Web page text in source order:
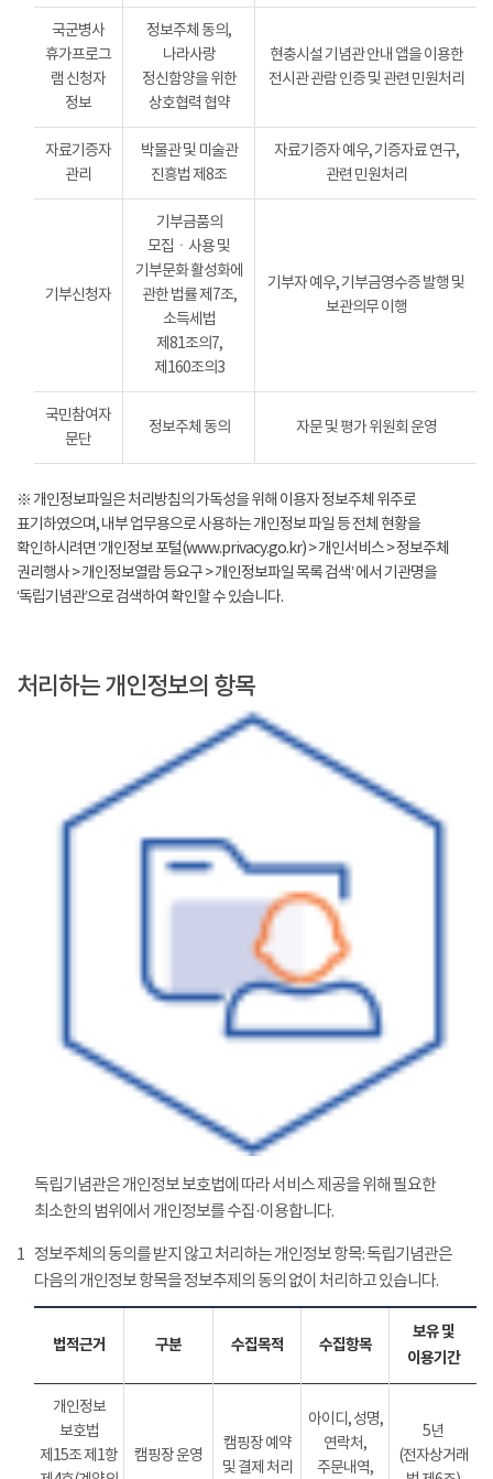
국군병사
휴가프로그
램 신청자
정보
정보주체 동의,
나라사랑
정신함양을 위한
상호협력 협약
현충시설 기념관 안내 앱을 이용한
전시관 관람 인증 및 관련 민원처리
자료기증자
관리
박물관 및 미술관
진흥법 제8조
자료기증자 예우, 기증자료 연구,
관련 민원처리
기부신청자
기부금품의
모집ㆍ사용 및
기부문화 활성화에
관한 법률 제7조,
소득세법
제81조의7,
제160조의3
기부자 예우, 기부금영수증 발행 및
보관의무 이행
국민참여자
문단
정보주체 동의 자문 및 평가 위원회 운영
※ 개인정보파일은 처리방침의 가독성을 위해 이용자 정보주체 위주로
표기하였으며, 내부 업무용으로 사용하는 개인정보 파일 등 전체 현황을
확인하시려면 ‘개인정보 포털(www.privacy.go.kr) > 개인서비스 > 정보주체
권리행사 > 개인정보열람 등요구 > 개인정보파일 목록 검색’ 에서 기관명을
‘독립기념관’으로 검색하여 확인할 수 있습니다.
처리하는 개인정보의 항목
독립기념관은 개인정보 보호법에 따라 서비스 제공을 위해 필요한
최소한의 범위에서 개인정보를 수집·이용합니다.
1 정보주체의 동의를 받지 않고 처리하는 개인정보 항목: 독립기념관은
다음의 개인정보 항목을 정보추제의 동의 없이 처리하고 있습니다.
법적근거 구분 수집목적 수집항목
보유 및
이용기간
개인정보
보호법
제15조 제1항
캠핑장 운영
캠핑장 예약
및 결제 처리
아이디, 성명,
연락처,
주문내역,
5년
(전자상거래